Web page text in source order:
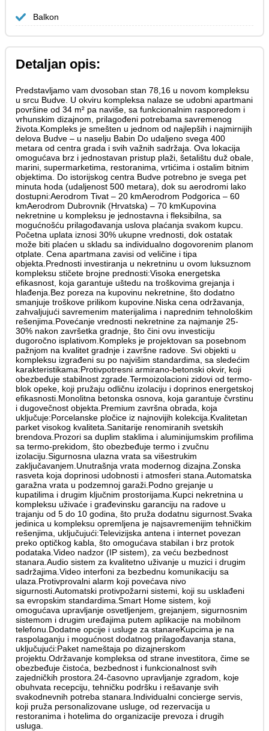
Balkon
Detaljan opis:
Predstavljamo vam dvosoban stan 78,16 u novom kompleksu
u srcu Budve. U okviru kompleksa nalaze se udobni apartmani
površine od 34 m² pa naviše, sa funkcionalnim rasporedom i
vrhunskim dizajnom, prilagođeni potrebama savremenog
života.Kompleks je smešten u jednom od najlepših i najmirnijih
delova Budve – u naselju Babin Do udaljeno svega 400
metara od centra grada i svih važnih sadržaja. Ova lokacija
omogućava brz i jednostavan pristup plaži, šetalištu duž obale,
marini, supermarketima, restoranima, vrtićima i ostalim bitnim
objektima. Do istorijskog centra Budve potrebno je svega pet
minuta hoda (udaljenost 500 metara), dok su aerodromi lako
dostupni:Aerodrom Tivat – 20 kmAerodrom Podgorica – 60
kmAerodrom Dubrovnik (Hrvatska) – 70 kmKupovina
nekretnine u kompleksu je jednostavna i fleksibilna, sa
mogućnošću prilagođavanja uslova plaćanja svakom kupcu.
Početna uplata iznosi 30% ukupne vrednosti, dok ostatak
može biti plaćen u skladu sa individualno dogovorenim planom
otplate. Cena apartmana zavisi od veličine i tipa
objekta.Prednosti investiranja u nekretninu u ovom luksuznom
kompleksu stičete brojne prednosti:Visoka energetska
efikasnost, koja garantuje uštedu na troškovima grejanja i
hlađenja.Bez poreza na kupovinu nekretnine, što dodatno
smanjuje troškove prilikom kupovine.Niska cena održavanja,
zahvaljujući savremenim materijalima i naprednim tehnološkim
rešenjima.Povećanje vrednosti nekretnine za najmanje 25-
30% nakon završetka gradnje, što čini ovu investiciju
dugoročno isplativom.Kompleks je projektovan sa posebnom
pažnjom na kvalitet gradnje i završne radove. Svi objekti u
kompleksu izgrađeni su po najvišim standardima, sa sledećim
karakteristikama:Protivpotresni armirano-betonski okvir, koji
obezbeđuje stabilnost zgrade.Termoizolacioni zidovi od termo-
blok opeke, koji pružaju odličnu izolaciju i doprinos energetskoj
efikasnosti.Monolitna betonska osnova, koja garantuje čvrstinu
i dugovečnost objekta.Premium završna obrada, koja
uključuje:Porcelanske pločice iz najnovijih kolekcija.Kvalitetan
parket visokog kvaliteta.Sanitarije renomiranih svetskih
brendova.Prozori sa duplim staklima i aluminijumskim profilima
sa termo-prekidom, što obezbeđuje termo i zvučnu
izolaciju.Sigurnosna ulazna vrata sa višestrukim
zaključavanjem.Unutrašnja vrata modernog dizajna.Zonska
rasveta koja doprinosi udobnosti i atmosferi stana.Automatska
garažna vrata u podzemnoj garaži.Podno grejanje u
kupatilima i drugim ključnim prostorijama.Kupci nekretnina u
kompleksu uživaće i građevinsku garanciju na radove u
trajanju od 5 do 10 godina, što pruža dodatnu sigurnost.Svaka
jedinica u kompleksu opremljena je najsavremenijim tehničkim
rešenjima, uključujući:Televizijska antena i internet povezan
preko optičkog kabla, što omogućava stabilan i brz protok
podataka.Video nadzor (IP sistem), za veću bezbednost
stanara.Audio sistem za kvalitetno uživanje u muzici i drugim
sadržajima.Video interfoni za bezbednu komunikaciju sa
ulaza.Protivprovalni alarm koji povećava nivo
sigurnosti.Automatski protivpožarni sistemi, koji su usklađeni
sa evropskim standardima.Smart Home sistem, koji
omogućava upravljanje osvetljenjem, grejanjem, sigurnosnim
sistemom i drugim uređajima putem aplikacije na mobilnom
telefonu.Dodatne opcije i usluge za stanareKupcima je na
raspolaganju i mogućnost dodatnog prilagođavanja stana,
uključujući:Paket nameštaja po dizajnerskom
projektu.Održavanje kompleksa od strane investitora, čime se
obezbeđuje čistoća, bezbednost i funkcionalnost svih
zajedničkih prostora.24-časovno upravljanje zgradom, koje
obuhvata recepciju, tehničku podršku i rešavanje svih
svakodnevnih potreba stanara.Individualni concierge servis,
koji pruža personalizovane usluge, od rezervacija u
restoranima i hotelima do organizacije prevoza i drugih
usluga.